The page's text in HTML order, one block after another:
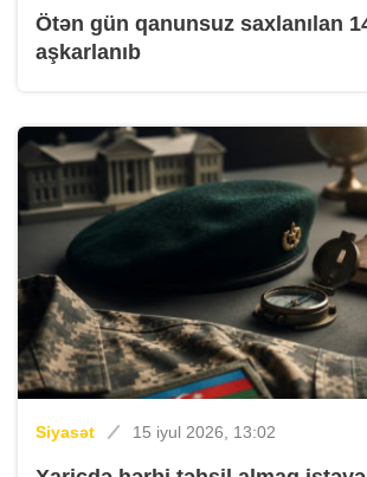
Ötən gün qanunsuz saxlanılan
aşkarlanıb
Siyasət 15 iyul 2026, 13:02